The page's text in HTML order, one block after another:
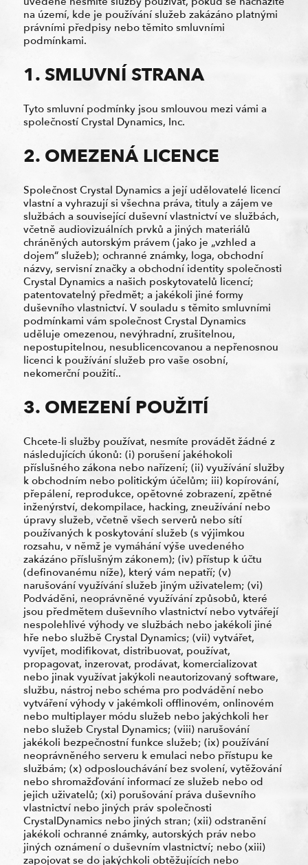
na území, kde je používání služeb zakázáno platnými
právními předpisy nebo těmito smluvními
podmínkami.
1. SMLUVNÍ STRANA
Tyto smluvní podmínky jsou smlouvou mezi vámi a
společností Crystal Dynamics, Inc.
2. OMEZENÁ LICENCE
Společnost Crystal Dynamics a její udělovatelé licencí
vlastní a vyhrazují si všechna práva, tituly a zájem ve
službách a související duševní vlastnictví ve službách,
včetně audiovizuálních prvků a jiných materiálů
chráněných autorským právem (jako je „vzhled a
dojem“ služeb); ochranné známky, loga, obchodní
názvy, servisní značky a obchodní identity společnosti
Crystal Dynamics a našich poskytovatelů licencí;
patentovatelný předmět; a jakékoli jiné formy
duševního vlastnictví. V souladu s těmito smluvními
podmínkami vám společnost Crystal Dynamics
uděluje omezenou, nevýhradní, zrušitelnou,
nepostupitelnou, nesublicencovanou a nepřenosnou
licenci k používání služeb pro vaše osobní,
nekomerční použití..
3. OMEZENÍ POUŽITÍ
Chcete-li služby používat, nesmíte provádět žádné z
následujících úkonů: (i) porušení jakéhokoli
příslušného zákona nebo nařízení; (ii) využívání služby
k obchodním nebo politickým účelům; iii) kopírování,
přepálení, reprodukce, opětovné zobrazení, zpětné
inženýrství, dekompilace, hacking, zneužívání nebo
úpravy služeb, včetně všech serverů nebo sítí
používaných k poskytování služeb (s výjimkou
rozsahu, v němž je vymáhání výše uvedeného
zakázáno příslušným zákonem); (iv) přístup k účtu
(definovanému níže), který vám nepatří; (v)
narušování využívání služeb jiným uživatelem; (vi)
Podváděni, neoprávněné využívání způsobů, které
jsou předmětem duševního vlastnictví nebo vytvářejí
nespolehlivé výhody ve službách nebo jakékoli jiné
hře nebo službě Crystal Dynamics; (vii) vytvářet,
vyvíjet, modifikovat, distribuovat, používat,
propagovat, inzerovat, prodávat, komercializovat
nebo jinak využívat jakýkoli neautorizovaný software,
službu, nástroj nebo schéma pro podvádění nebo
vytváření výhody v jakémkoli offlinovém, onlinovém
nebo multiplayer módu služeb nebo jakýchkoli her
nebo služeb Crystal Dynamics; (viii) narušování
jakékoli bezpečnostní funkce služeb; (ix) používání
neoprávněného serveru k emulaci nebo přístupu ke
službám; (x) odposlouchávání bez svolení, vytěžování
nebo shromažďování informací ze služeb nebo od
jejich uživatelů; (xi) porušování práva duševního
vlastnictví nebo jiných práv společnosti
CrystalDynamics nebo jiných stran; (xii) odstranění
jakékoli ochranné známky, autorských práv nebo
jiných oznámení o duševním vlastnictví; nebo (xiii)
zapojovat se do jakýchkoli obtěžujících nebo